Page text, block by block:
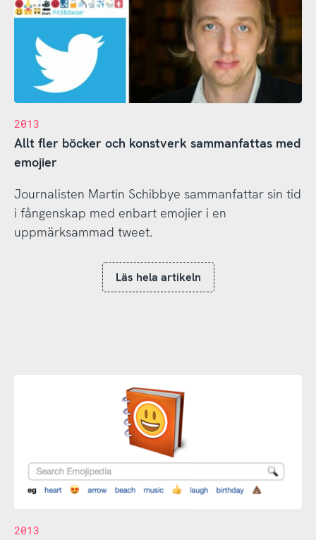
2013
Allt fler böcker och konstverk sammanfattas med
emojier
Journalisten Martin Schibbye sammanfattar sin tid
i fångenskap med enbart emojier i en
uppmärksammad tweet.
Läs hela artikeln
2013